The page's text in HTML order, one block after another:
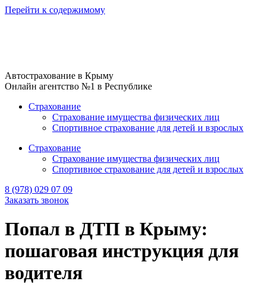
Перейти к содержимому
Автострахование в Крыму
Онлайн агентство №1 в Республике
Страхование
Страхование имущества физических лиц
Спортивное страхование для детей и взрослых
Страхование
Страхование имущества физических лиц
Спортивное страхование для детей и взрослых
8 (978) 029 07 09
Заказать звонок
Попал в ДТП в Крыму:
пошаговая инструкция для
водителя